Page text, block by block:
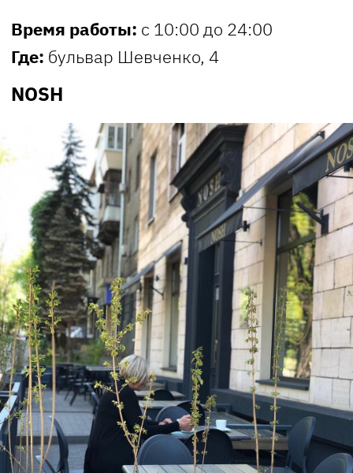
Время работы: с 10:00 до 24:00
Где: бульвар Шевченко, 4
NOSH